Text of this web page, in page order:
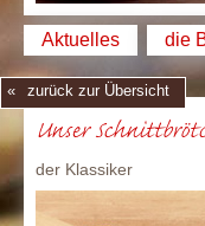
Aktuelles die
zurück zur Übersicht
Unser
der Klassiker